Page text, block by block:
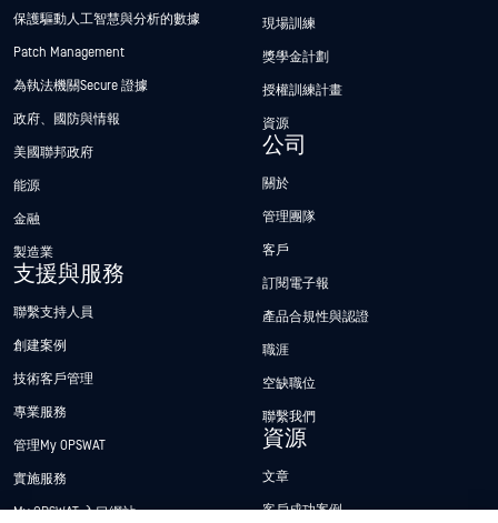
保護驅動人工智慧與分析的數據
Patch Management
為執法機關Secure 證據
政府、國防與情報
美國聯邦政府
能源
金融
製造業
支援與服務
聯繫支持人員
創建案例
技術客戶管理
專業服務
管理My OPSWAT
實施服務
My OPSWAT 入口網站
現場訓練
獎學金計劃
授權訓練計畫
資源
公司
關於
管理團隊
客戶
訂閱電子報
產品合規性與認證
職涯
空缺職位
聯繫我們
資源
文章
客戶成功案例